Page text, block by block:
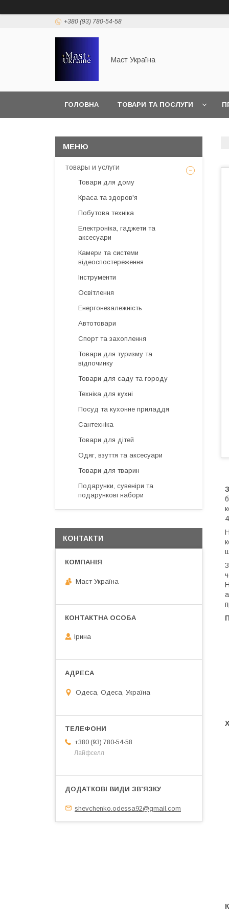
+380 (93) 780-54-58
Маст Україна
ГОЛОВНА ТОВАРИ ТА ПОСЛУГИ
товары и услуги
Товари для дому
Краса та здоров'я
Побутова техніка
Електроніка, гаджети та
аксесуари
Камери та системи
відеоспостереження
Інструменти
Освітлення
Енергонезалежність
Автотовари
Спорт та захоплення
Товари для туризму та
відпочинку
Товари для саду та городу
Техніка для кухні
Посуд та кухонне приладдя
Сантехніка
Товари для дітей
Одяг, взуття та аксесуари
Товари для тварин
Подарунки, сувеніри та
подарункові набори
КОНТАКТИ
Маст Україна
Ірина
Одеса, Одеса, Україна
+380 (93) 780-54-58
Лайфселл
shevchenko.odessa92@gmail.com